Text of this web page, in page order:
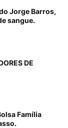
Jorge Barros,
sangue.
DE
Família